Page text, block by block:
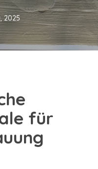
2025
für